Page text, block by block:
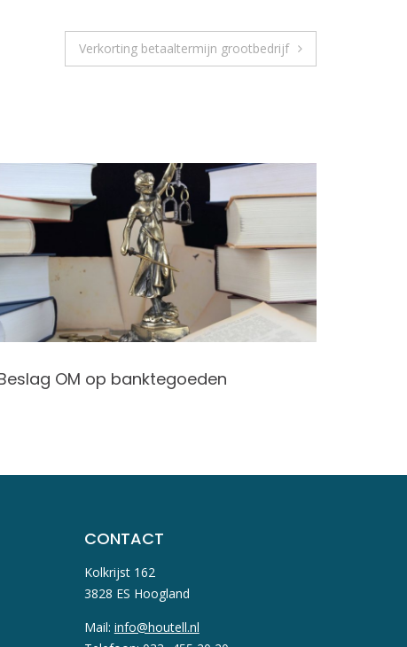
Verkorting betaaltermijn grootbedrijf
OM op banktegoeden
CONTACT
Kolkrijst 162
3828 ES Hoogland
Mail: info@houtell.nl